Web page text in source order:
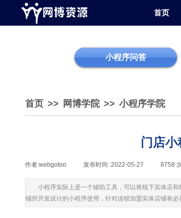
首页
小程序问答
首页 >> 网博学院 >> 小程序学院
门店
作者:webgotoo 发布时间 :2022-05-27 8758
小程序实际上是一个辅助工具，可以将线下实体店
铺所开发设计的小程序使用，针对连锁加盟实体店铺有必